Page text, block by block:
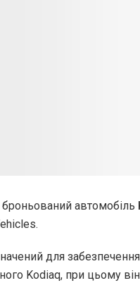
автомобіль
для
Kodiaq, при цьому